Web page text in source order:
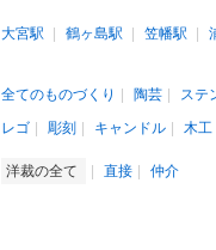
大宮駅 鶴ヶ島駅 笠幡駅
全てのものづくり 陶芸 ステ
レゴ
彫刻 キャンドル 木工
洋裁の全て 直接 仲介